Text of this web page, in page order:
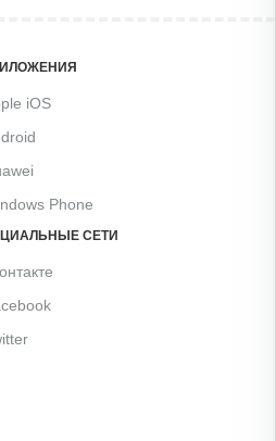
iOS
Phone
СЕТИ